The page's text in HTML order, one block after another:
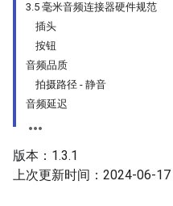
3.5 毫米音频连接器硬件规范
插头
按钮
音频品质
拍摄路径 - 静音
音频延迟
版本：1.3.1
上次更新时间：2024-06-17